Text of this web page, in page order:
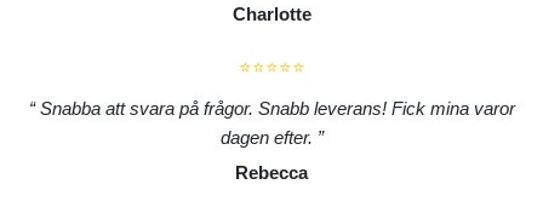
Charlotte
⭐⭐⭐⭐⭐
Snabba att svara på frågor. Snabb leverans! Fick mina varor
dagen efter.
Rebecca